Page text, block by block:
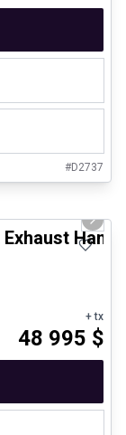
#D2737
Next
+ tx
48 995 $